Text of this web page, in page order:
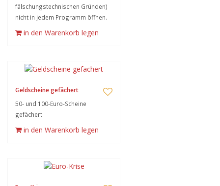
fälschungstechnischen Gründen)
nicht in jedem Programm öffnen.
in den Warenkorb legen
Geldscheine gefächert
50- und 100-Euro-Scheine
gefächert
in den Warenkorb legen